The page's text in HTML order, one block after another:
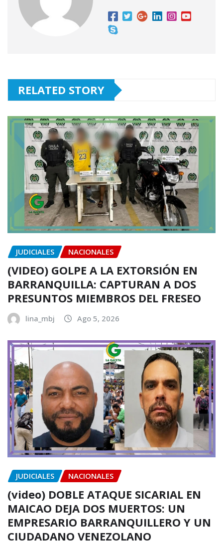
RELATED STORY
JUDICIALES NACIONALES
(VIDEO) GOLPE A LA EXTORSIÓN EN
BARRANQUILLA: CAPTURAN A DOS
PRESUNTOS MIEMBROS DEL FRESEO
lina_mbj Ago 5, 2026
JUDICIALES NACIONALES
(video) DOBLE ATAQUE SICARIAL EN
MAICAO DEJA DOS MUERTOS: UN
EMPRESARIO BARRANQUILLERO Y UN
CIUDADANO VENEZOLANO